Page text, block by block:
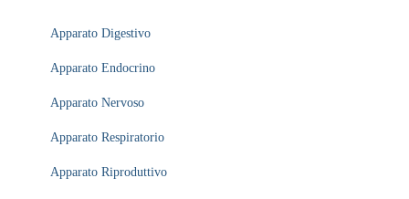
Apparato Digestivo
Apparato Endocrino
Apparato Nervoso
Apparato Respiratorio
Apparato Riproduttivo